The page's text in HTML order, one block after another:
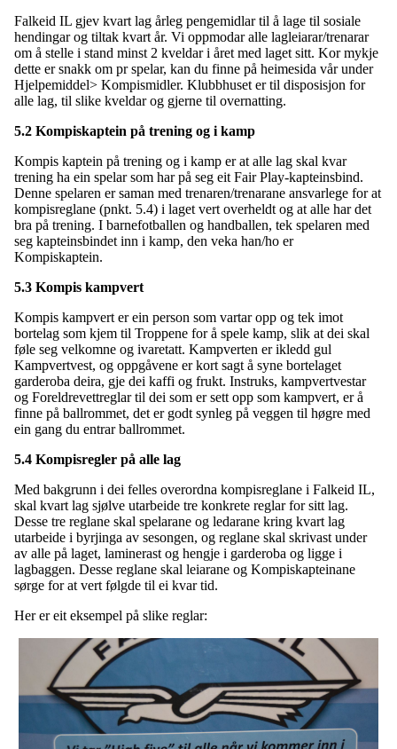
Falkeid IL gjev kvart lag årleg pengemidlar til å lage til sosiale
hendingar og tiltak kvart år. Vi oppmodar alle lagleiarar/trenarar
om å stelle i stand minst 2 kveldar i året med laget sitt. Kor mykje
dette er snakk om pr spelar, kan du finne på heimesida vår under
Hjelpemiddel> Kompismidler. Klubbhuset er til disposisjon for
alle lag, til slike kveldar og gjerne til overnatting.
5.2 Kompiskaptein på trening og i kamp
Kompis kaptein på trening og i kamp er at alle lag skal kvar
trening ha ein spelar som har på seg eit Fair Play-kapteinsbind.
Denne spelaren er saman med trenaren/trenarane ansvarlege for at
kompisreglane (pnkt. 5.4) i laget vert overheldt og at alle har det
bra på trening. I barnefotballen og handballen, tek spelaren med
seg kapteinsbindet inn i kamp, den veka han/ho er
Kompiskaptein.
5.3 Kompis kampvert
Kompis kampvert er ein person som vartar opp og tek imot
bortelag som kjem til Troppene for å spele kamp, slik at dei skal
føle seg velkomne og ivaretatt. Kampverten er ikledd gul
Kampvertvest, og oppgåvene er kort sagt å syne bortelaget
garderoba deira, gje dei kaffi og frukt. Instruks, kampvertvestar
og Foreldrevettreglar til dei som er sett opp som kampvert, er å
finne på ballrommet, det er godt synleg på veggen til høgre med
ein gang du entrar ballrommet.
5.4 Kompisregler på alle lag
Med bakgrunn i dei felles overordna kompisreglane i Falkeid IL,
skal kvart lag sjølve utarbeide tre konkrete reglar for sitt lag.
Desse tre reglane skal spelarane og ledarane kring kvart lag
utarbeide i byrjinga av sesongen, og reglane skal skrivast under
av alle på laget, laminerast og hengje i garderoba og ligge i
lagbaggen. Desse reglane skal leiarane og Kompiskapteinane
sørge for at vert følgde til ei kvar tid.
Her er eit eksempel på slike reglar: